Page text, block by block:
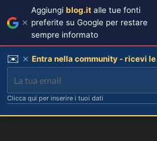
Aggiungi blog.it alle tue fonti
preferite su Google per restare
sempre informato
✉️ Entra nella community - ricevi
Clicca qui per inserire i tuoi dati